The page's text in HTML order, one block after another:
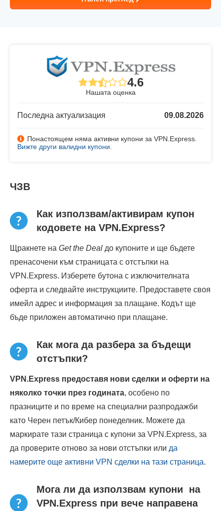
4.6
Нашата оценка
Последна актуализация 09.08.2026
Понастоящем няма активни купони за VPN.Express.
Вижте други валидни купони
ЧЗВ
Как използвам/активирам купон
кодовете на VPN.Express?
Щракнете на Get the Deal до купоните и ще бъдете
пренасочени към страницата с отстъпки на
VPN.Express. Изберете бутона с изключителната
оферта и следвайте инструкциите. Предоставете своя
имейл адрес и информация за плащане. Кодът ще
бъде приложен автоматично при плащане.
Как мога да разбера за бъдещи
отстъпки?
VPN.Express предоставя нови сделки и оферти на
няколко точки през годината, особено по
празниците и по време на специални разпродажби
като Черен петък/Кибер понеделник. Можете да
маркирате тази страница с купони за VPN.Express, за
да проверите отново за нови отстъпки или да
намерите още активни VPN сделки на тази страница.
Мога ли да използвам купони на
VPN.Express при вече направена